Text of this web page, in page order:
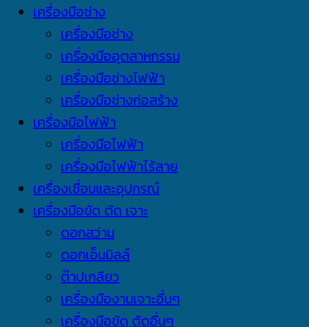
เครื่องมือช่าง
เครื่องมือช่าง
เครื่องมืออุตสาหกรรม
เครื่องมือช่างไฟฟ้า
เครื่องมือช่างก่อสร้าง
เครื่องมือไฟฟ้า
เครื่องมือไฟฟ้า
เครื่องมือไฟฟ้าไร้สาย
เครื่องเชื่อมและอุปกรณ์
เครื่องมือขัด ตัด เจาะ
ดอกสว่าน
ดอกเอ็นมิลล์
ต๊าปเกลียว
เครื่องมืองานเจาะอื่นๆ
เครื่องมือขัด ตัดอื่นๆ